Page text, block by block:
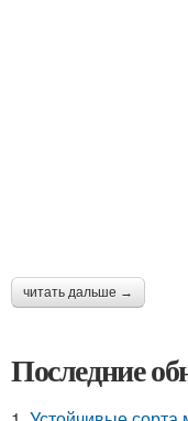
читать дальше →
Последние